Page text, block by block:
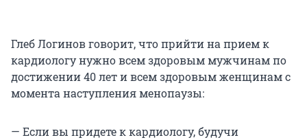
Глеб Логинов говорит, что прийти на прием к
кардиологу нужно всем здоровым мужчинам по
достижении 40 лет и всем здоровым женщинам с
момента наступления менопаузы:
— Если вы придете к кардиологу, будучи